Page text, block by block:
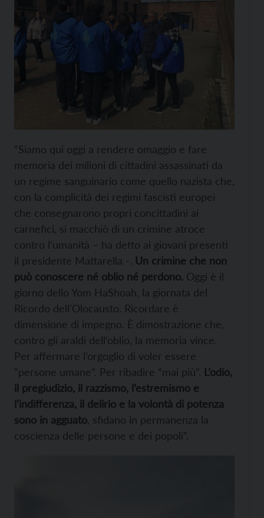
“Siamo qui oggi a rendere omaggio e fare
memoria dei milioni di cittadini assassinati da
un regime sanguinario come quello nazista che,
con la complicità dei regimi fascisti europei
che consegnarono propri concittadini ai
carnefici, si macchiò di un crimine atroce
contro l’umanità – ha detto ai giovani presenti
il presidente Mattarella -. Un crimine che non
può conoscere né oblio né perdono. Oggi è il
giorno dello Yom HaShoah, la giornata del
Ricordo dell’Olocausto. Ricordare è
dimensione di impegno. È dimostrazione che,
contro gli araldi dell’oblio, la memoria vince.
Per affermare l’orgoglio di voler essere
“persone umane”. Per ribadire “mai più”. L’odio,
il pregiudizio, il razzismo, l’estremismo e
l’indifferenza, il delirio e la volontà di potenza
sono in agguato , sfidano in permanenza la
coscienza delle persone e dei popoli”.